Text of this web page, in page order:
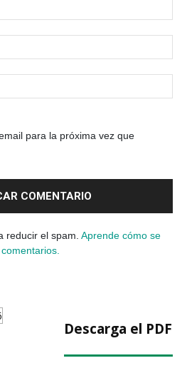
para la próxima vez que
reducir el spam. Aprende cómo se
Descarga el PDF